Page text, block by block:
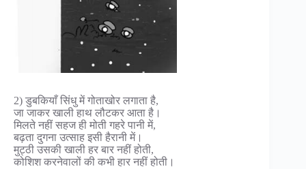
2) डुबकियाँ सिंधु में गोताखोर लगाता है,
जा जाकर खाली हाथ लौटकर आता है।
मिलते नहीं सहज ही मोती गहरे पानी में,
बढ़ता दुगना उत्साह इसी हैरानी में।
मुट्ठी उसकी खाली हर बार नहीं होती,
कोशिश करनेवालों की कभी हार नहीं होती।